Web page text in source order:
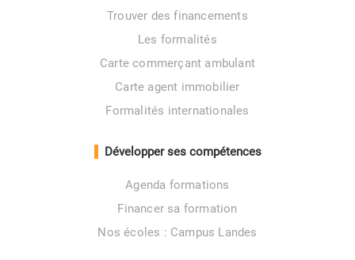
Trouver des financements
Les formalités
Carte commerçant ambulant
Carte agent immobilier
Formalités internationales
Développer ses compétences
Agenda formations
Financer sa formation
Nos écoles : Campus Landes